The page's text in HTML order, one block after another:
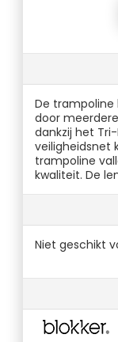
De trampoline
door
dankzij het
veiligheidsnet
trampoline
kwaliteit. De
Niet geschikt